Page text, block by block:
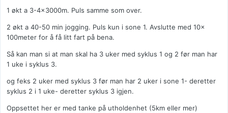
1 økt a 3-4x3000m. Puls samme som over.
2 økt a 40-50 min jogging. Puls kun i sone 1. Avslutte med 10x
100meter for å få litt fart på bena.
Så kan man si at man skal ha 3 uker med syklus 1 og 2 før man har
1 uke i syklus 3.
og feks 2 uker med syklus 3 før man har 2 uker i sone 1- deretter
syklus 2 i 1 uke- deretter syklus 3 igjen.
Oppsettet her er med tanke på utholdenhet (5km eller mer)